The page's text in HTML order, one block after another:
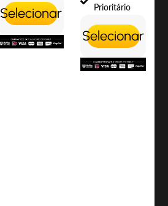
Selecionar
Prioritário
Selecionar